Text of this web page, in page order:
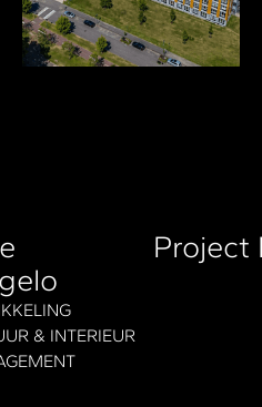
& INTERIEUR
Project